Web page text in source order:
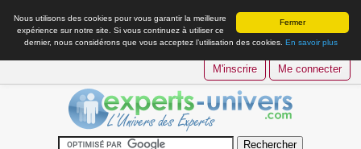
Fermer
Nous utilisons des cookies pour vous garantir la meilleure
expérience sur notre site. Si vous continuez à utiliser ce
dernier, nous considérons que vous acceptez l’utilisation des cookies. En savoir plus
M'inscrire Me connecter